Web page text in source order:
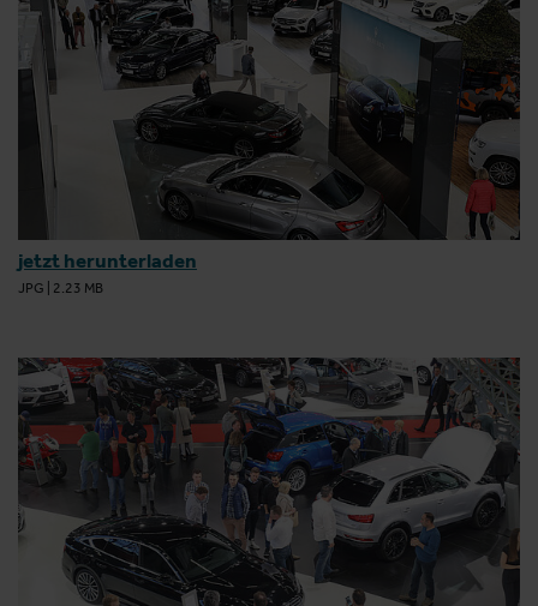
jetzt herunterladen
JPG 2.23 MB